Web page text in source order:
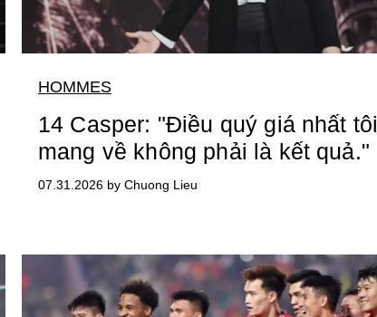
HOMMES
14 Casper: "Điều quý giá nhất tôi
mang về không phải là kết quả."
07.31.2026 by Chuong Lieu